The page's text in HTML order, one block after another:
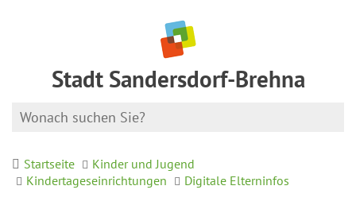
Stadt Sandersdorf-Brehna
Startseite
Kinder und Jugend
Kindertageseinrichtungen
Digitale Elterninfos